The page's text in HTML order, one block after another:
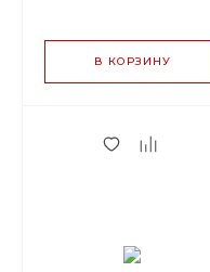
В КОРЗИНУ